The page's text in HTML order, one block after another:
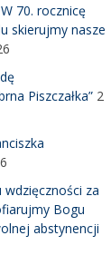
70. rocznicę
skierujmy nasze
Piszczałka” 2
za
Bogu
abstynencji